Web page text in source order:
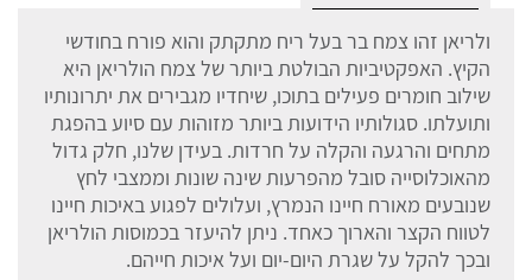
ולריאן זהו צמח בר בעל ריח מתקתק והוא פורח בחודשי
הקיץ. האפקטיביות הבולטת ביותר של צמח הולריאן היא
שילוב חומרים פעילים בתוכו, שיחדיו מגבירים את יתרונותיו
ותועלתו. סגולותיו הידועות ביותר מזוהות עם סיוע בהפגת
מתחים והרגעה והקלה על חרדות. בעידן שלנו, חלק גדול
מהאוכלוסייה סובל מהפרעות שינה שונות וממצבי לחץ
שנובעים מאורח חיינו הנמרץ, ועלולים לפגוע באיכות חיינו
לטווח הקצר והארוך כאחד. ניתן להיעזר בכמוסות הולריאן
ובכך להקל על שגרת היום-יום ועל איכות חייהם.